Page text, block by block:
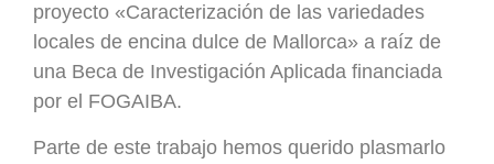
proyecto «Caracterización de las variedades
locales de encina dulce de Mallorca» a raíz de
una Beca de Investigación Aplicada financiada
por el FOGAIBA.
Parte de este trabajo hemos querido plasmarlo